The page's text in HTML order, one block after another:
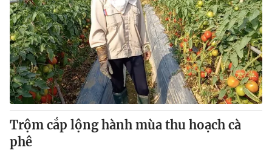
Trộm cắp lộng hành mùa thu hoạch cà
phê